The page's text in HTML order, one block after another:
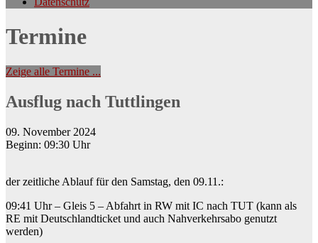
Termine
Zeige alle Termine ...
Ausflug nach Tuttlingen
09. November 2024
Beginn: 09:30 Uhr
der zeitliche Ablauf für den Samstag, den 09.11.:
09:41 Uhr – Gleis 5 – Abfahrt in RW mit IC nach TUT (kann als
RE mit Deutschlandticket und auch Nahverkehrsabo genutzt
werden)